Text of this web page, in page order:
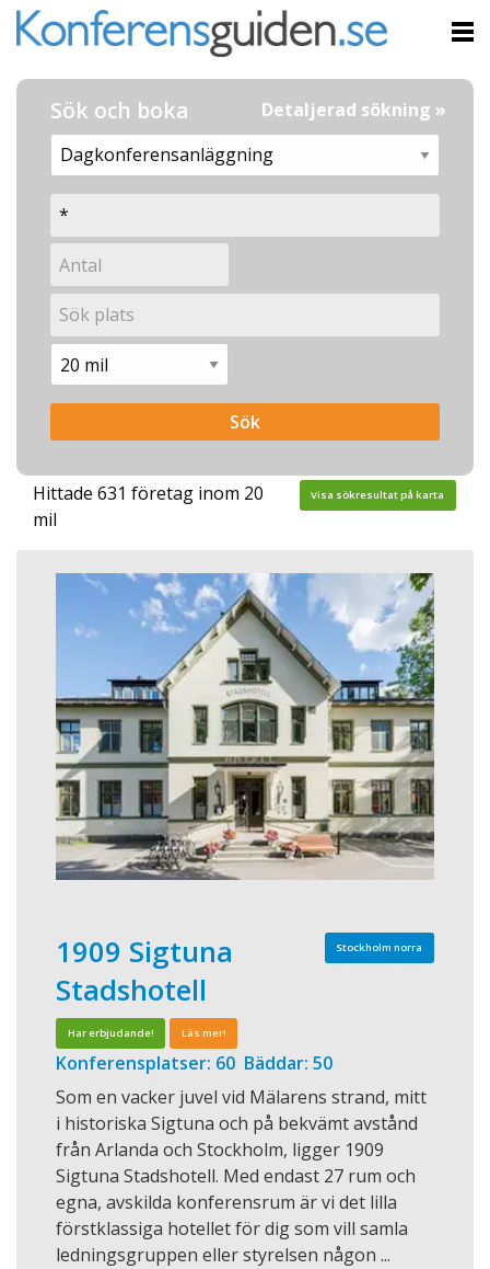
Sök och boka Detaljerad sökning »
Hittade 631 företag inom 20
mil
Visa sökresultat på karta
Stockholm norra
1909 Sigtuna
Stadshotell
Har erbjudande! Läs mer!
Konferensplatser: 60 Bäddar: 50
Som en vacker juvel vid Mälarens strand, mitt
i historiska Sigtuna och på bekvämt avstånd
från Arlanda och Stockholm, ligger 1909
Sigtuna Stadshotell. Med endast 27 rum och
egna, avskilda konferensrum är vi det lilla
förstklassiga hotellet för dig som vill samla
ledningsgruppen eller styrelsen någon ...